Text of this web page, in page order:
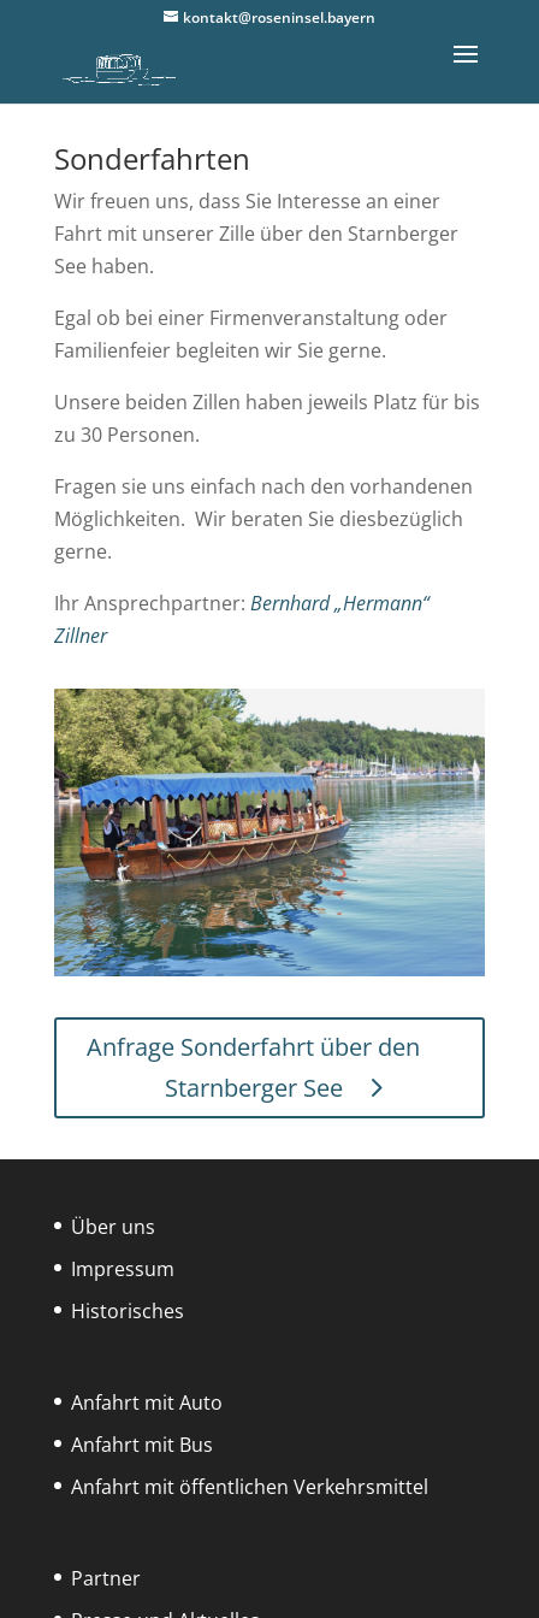
kontakt@roseninsel.bayern
Sonderfahrten
Wir freuen uns, dass Sie Interesse an einer
Fahrt mit unserer Zille über den Starnberger
See haben.
Egal ob bei einer Firmenveranstaltung oder
Familienfeier begleiten wir Sie gerne.
Unsere beiden Zillen haben jeweils Platz für bis
zu 30 Personen.
Fragen sie uns einfach nach den vorhandenen
Möglichkeiten. Wir beraten Sie diesbezüglich
gerne.
Ihr Ansprechpartner: Bernhard „Hermann“
Zillner
Anfrage Sonderfahrt über den
Starnberger See
Über uns
Impressum
Historisches
Anfahrt mit Auto
Anfahrt mit Bus
Anfahrt mit öffentlichen Verkehrsmittel
Partner